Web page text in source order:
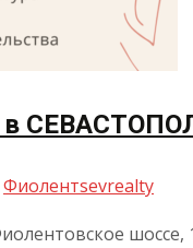
Фиолентsevrealty